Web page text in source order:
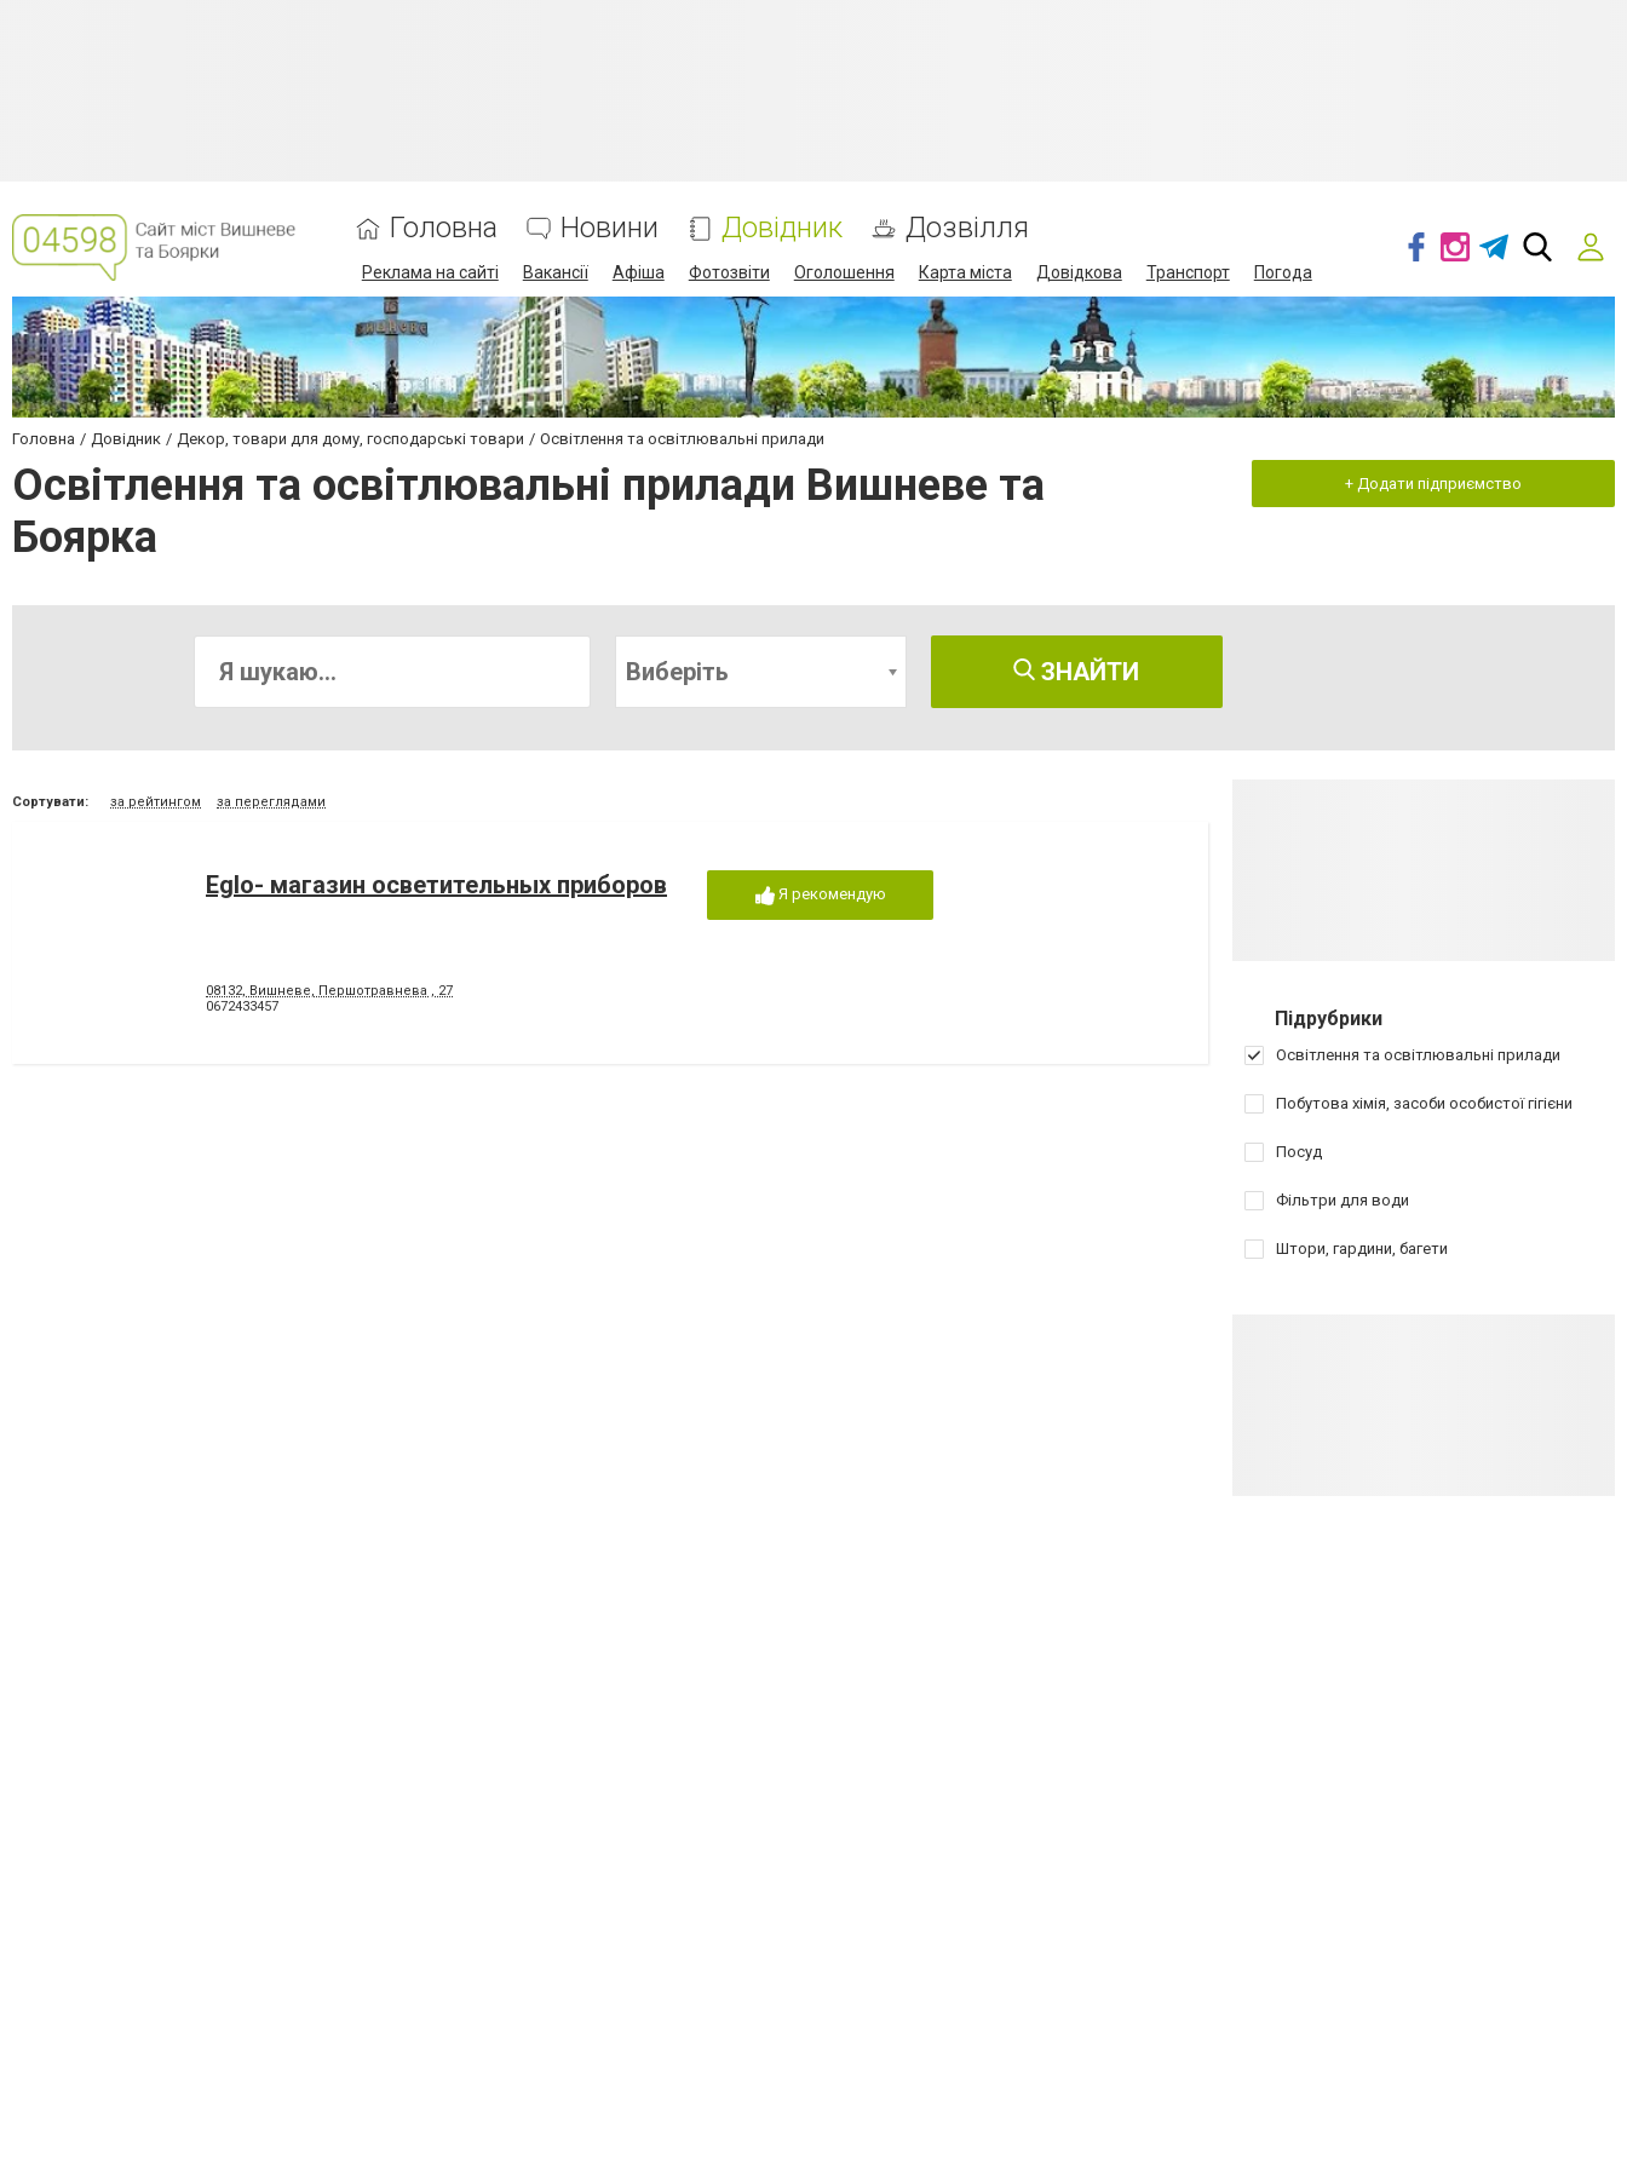
Головна Новини Довідник Дозвілля
Реклама на сайті Вакансії Афіша Фотозвіти Оголошення Карта міста Довідкова Транспорт Погода
Головна Довідник Декор, товари для дому, господарські товари Освітлення та освітлювальні прилади
Освітлення та освітлювальні прилади Вишневе та
Боярка
+ Додати підприємство
Виберіть ЗНАЙТИ
Сортувати: за рейтингом за переглядами
Eglo- магазин осветительных приборов
08132, Вишневе, Першотравнева , 27
0672433457
Я рекомендую
Підрубрики
Освітлення та освітлювальні прилади
Побутова хімія, засоби особистої гігієни
Посуд
Фільтри для води
Штори, гардини, багети